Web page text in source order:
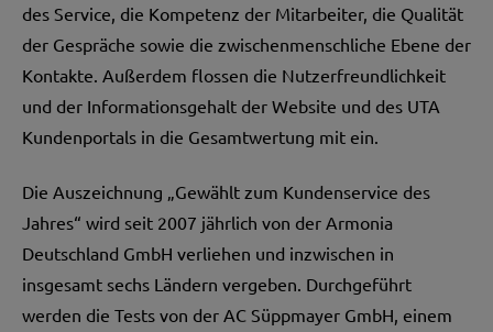
des Service, die Kompetenz der Mitarbeiter, die Qualität
der Gespräche sowie die zwischenmenschliche Ebene der
Kontakte. Außerdem flossen die Nutzerfreundlichkeit
und der Informationsgehalt der Website und des UTA
Kundenportals in die Gesamtwertung mit ein.
Die Auszeichnung „Gewählt zum Kundenservice des
Jahres“ wird seit 2007 jährlich von der Armonia
Deutschland GmbH verliehen und inzwischen in
insgesamt sechs Ländern vergeben. Durchgeführt
werden die Tests von der AC Süppmayer GmbH, einem